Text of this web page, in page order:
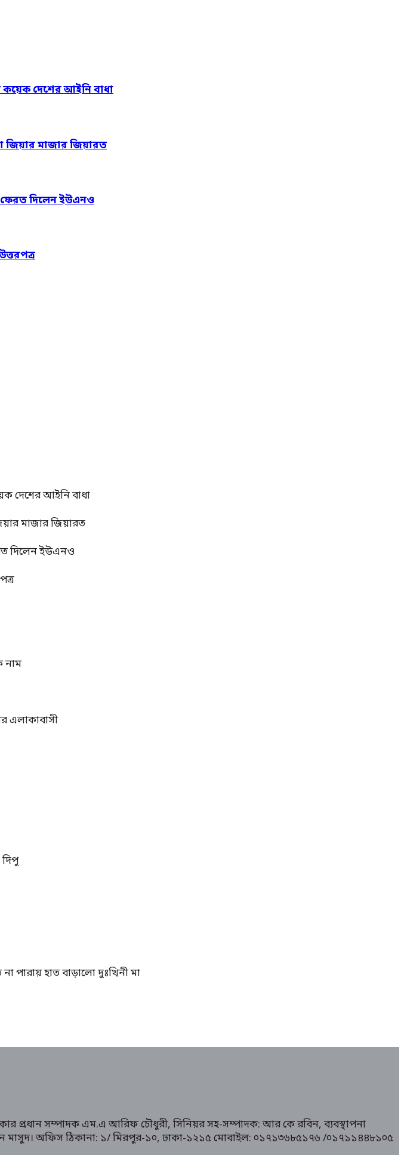
কয়েক দেশের আইনি বাধা
জিয়ার মাজার জিয়ারত
ফেরত দিলেন ইউএনও
দেশের আইনি বাধা
মাজার জিয়ারত
দিলেন ইউএনও
নাম
এলাকাবাসী
দিপু
পারায় হাত বাড়ালো দুঃখিনী মা
প্রধান সম্পাদক এম.এ আরিফ চৌধুরী, সিনিয়র সহ-সম্পাদক: আর কে রবিন, ব্যবস্থাপনা
মাসুদ। অফিস ঠিকানা: ১/ মিরপুর-১০, ঢাকা-১২১৫ মোবাইল: ০১৭১৩৬৮৫১৭৬ /০১৭১১৪৪৮১০৫